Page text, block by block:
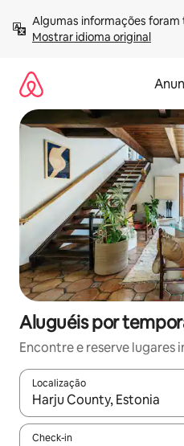
para
Mostrar idioma original
Aluguéis por
Encontre e reserve lugares
Localização
Quando os resultados
Check-in